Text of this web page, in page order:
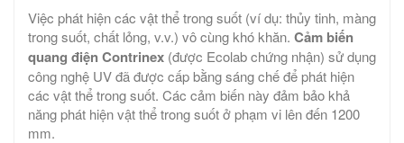
Việc phát hiện các vật thể trong suốt (ví dụ: thủy tinh, màng
trong suốt, chất lỏng, v.v.) vô cùng khó khăn. Cảm biến
quang điện Contrinex (được Ecolab chứng nhận) sử dụng
công nghệ UV đã được cấp bằng sáng chế để phát hiện
các vật thể trong suốt. Các cảm biến này đảm bảo khả
năng phát hiện vật thể trong suốt ở phạm vi lên đến 1200
mm.